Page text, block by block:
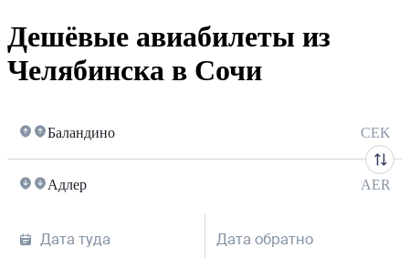
Дешёвые авиабилеты из
Челябинска в Сочи
Баландино CEK
Адлер AER
Дата туда Дата обратно